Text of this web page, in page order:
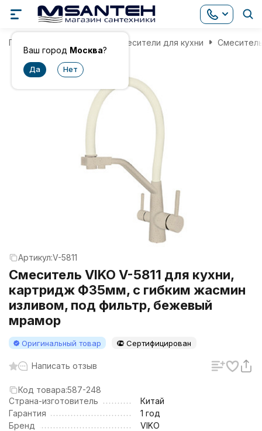
Ваш город Москва?
Главная Смесители для кухни
Артикул:V-5811
Смеситель VIKO V-5811 для кухни,
картридж Ф35мм, с гибким жасмин
изливом, под фильтр, бежевый
мрамор
Оригинальный товар Сертифицирован
Написать отзыв
Код товара:587-248
Страна-изготовитель
Китай
Гарантия
1 год
Бренд
VIKO